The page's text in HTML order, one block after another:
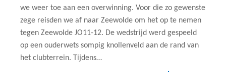
we weer toe aan een overwinning. Voor die zo gewenste
zege reisden we af naar Zeewolde om het op te nemen
tegen Zeewolde JO11-12. De wedstrijd werd gespeeld
op een ouderwets sompig knollenveld aan de rand van
het clubterrein. Tijdens…